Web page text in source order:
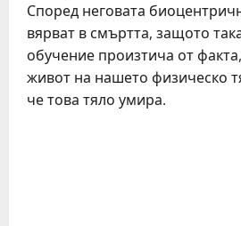
Според неговата
вярват в смъртта, защото
обучение произтича от
живот на нашето физическо
че това тяло умира.